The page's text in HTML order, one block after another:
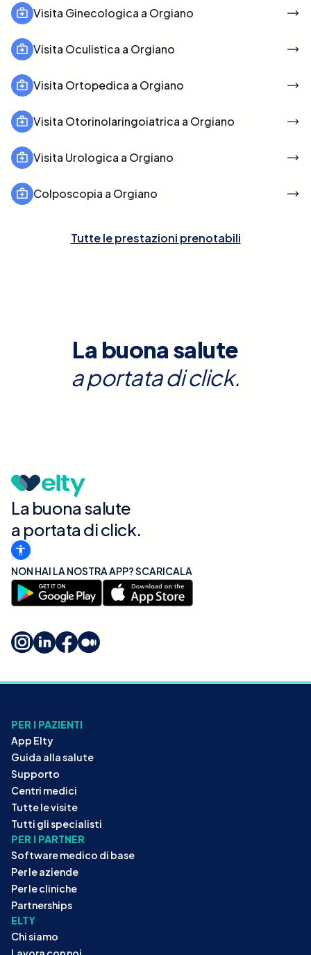
Visita Ginecologica a Orgiano
Visita Oculistica a Orgiano
Visita Ortopedica a Orgiano
Visita Otorinolaringoiatrica a Orgiano
Visita Urologica a Orgiano
Colposcopia a Orgiano
Tutte le prestazioni prenotabili
La buona salute
a portata di click.
La buona salute
a portata di click.
NON HAI LA NOSTRA APP? SCARICALA
PER I PAZIENTI
App Elty
Guida alla salute
Supporto
Centri medici
Tutte le visite
Tutti gli specialisti
PER I PARTNER
Software medico di base
Per le aziende
Per le cliniche
Partnerships
ELTY
Chi siamo